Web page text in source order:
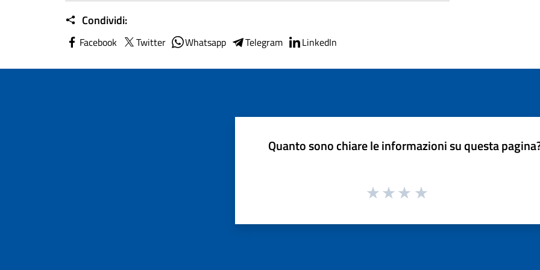
Condividi:
Facebook Twitter Whatsapp Telegram LinkedIn
Quanto sono chiare le informazioni su questa